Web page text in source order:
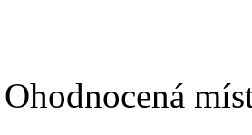
Ohodnocená